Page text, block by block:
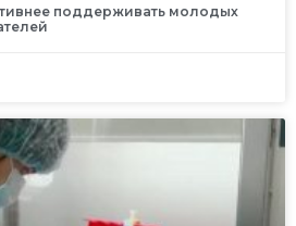
поддерживать молодых